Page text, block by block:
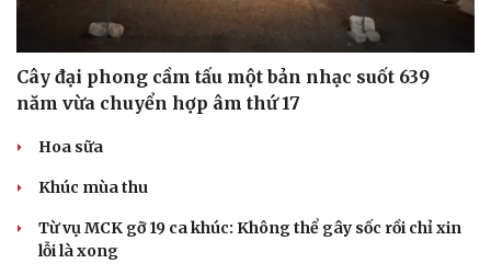
Cây đại phong cầm tấu một bản nhạc suốt 639
năm vừa chuyển hợp âm thứ 17
Hoa sữa
Khúc mùa thu
Từ vụ MCK gỡ 19 ca khúc: Không thể gây sốc rồi chỉ xin
lỗi là xong